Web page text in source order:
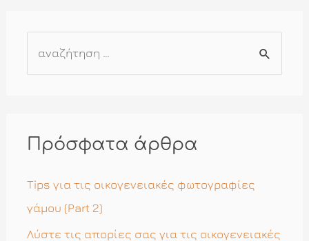
ή
η
σ
η
Πρόσφατα άρθρα
Tips για τις οικογενειακές φωτογραφίες
γάμου (Part 2)
Λύστε τις απορίες σας για τις οικογενειακές